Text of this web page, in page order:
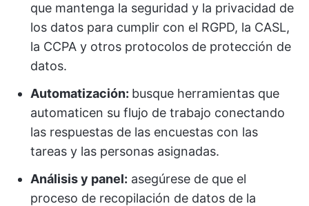
que mantenga la seguridad y la privacidad de
los datos para cumplir con el RGPD, la CASL,
la CCPA y otros protocolos de protección de
datos.
Automatización: busque herramientas que
automaticen su flujo de trabajo conectando
las respuestas de las encuestas con las
tareas y las personas asignadas.
Análisis y panel: asegúrese de que el
proceso de recopilación de datos de la